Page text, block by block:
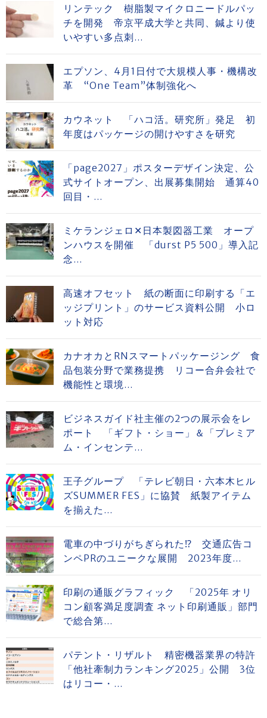
リンテック 樹脂製マイクロニードルパッ
チを開発 帝京平成大学と共同、鍼より使
いやすい多点刺...
エプソン、4月1日付で大規模人事・機構改
革 “One Team”体制強化へ
カウネット 「ハコ活。研究所」発足 初
年度はパッケージの開けやすさを研究
「page2027」ポスターデザイン決定、公
式サイトオープン、出展募集開始 通算40
回目・...
ミケランジェロ✕日本製図器工業 オープ
ンハウスを開催 「durst P5 500」導入記
念...
高速オフセット 紙の断面に印刷する「エ
ッジプリント」のサービス資料公開 小ロ
ット対応
カナオカとRNスマートパッケージング 食
品包装分野で業務提携 リコー合弁会社で
機能性と環境...
ビジネスガイド社主催の2つの展示会をレ
ポート 「ギフト・ショー」＆「プレミア
ム・インセンテ...
王子グループ 「テレビ朝日・六本木ヒル
ズSUMMER FES」に協賛 紙製アイテム
を揃えた...
電車の中づりがちぎられた⁉ 交通広告コ
ンペPRのユニークな展開 2023年度...
印刷の通販グラフィック 「2025年 オリ
コン顧客満足度調査 ネット印刷通販」部門
で総合第...
パテント・リザルト 精密機器業界の特許
「他社牽制力ランキング2025」公開 3位
はリコー・...